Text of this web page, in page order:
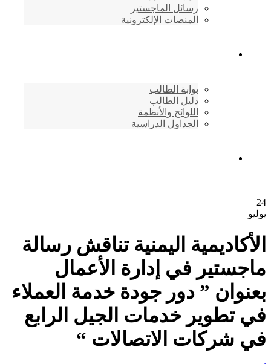
رسائل الماجستير
المنصات الإلكترونية
بوابة الطالب
دليل الطالب
اللوائح والأنظمة
الجداول الدراسية
24
يوليو
الأكاديمية اليمنية تناقش رسالة
ماجستير في إدارة الأعمال
بعنوان ” دور جودة خدمة العملاء
في تطوير خدمات الجيل الرابع
في شركات الاتصالات “